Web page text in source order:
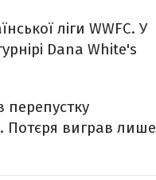
ліги WWFC. У
Dana White's
перепустку
Потєря виграв лише